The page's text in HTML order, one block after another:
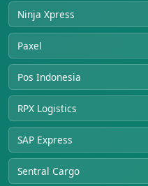
Ninja Xpress
Paxel
Pos Indonesia
RPX Logistics
SAP Express
Sentral Cargo